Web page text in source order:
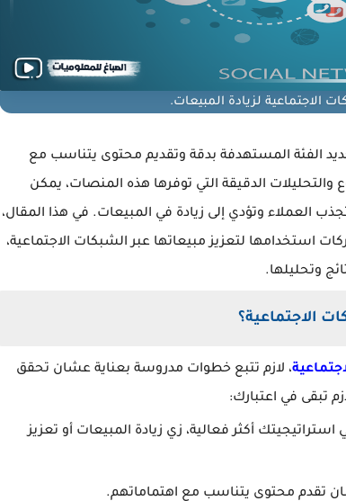
الاجتماعية لزيادة المبيعات.
الفئة المستهدفة بدقة وتقديم محتوى يتناسب مع
والتحليلات الدقيقة التي توفرها هذه المنصات، يمكن
العملاء وتؤدي إلى زيادة في المبيعات. في هذا المقال،
استخدامها لتعزيز مبيعاتها عبر الشبكات الاجتماعية،
وتحليلها.
الاجتماعية؟
، لازم تتبع خطوات مدروسة بعناية عشان تحقق
تبقى في اعتبارك:
أكثر فعالية، زي زيادة المبيعات أو تعزيز
تقدم محتوى يتناسب مع اهتماماتهم.